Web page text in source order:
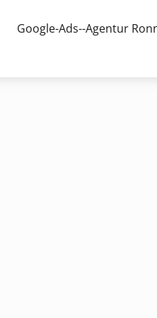
Google-Ads--Agentur